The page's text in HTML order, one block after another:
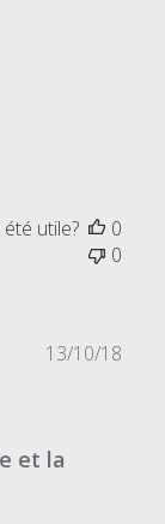
utile?
0
0
et la
13/10/18